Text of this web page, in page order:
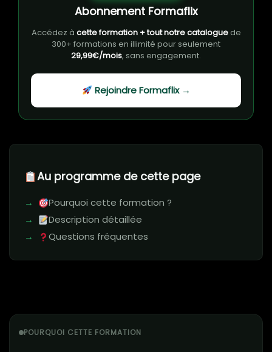
Au programme de cette page
Pourquoi cette formation ?
Description détaillée
Questions fréquentes
POURQUOI CETTE FORMATION
Abonnement Formaflix
Accédez à cette formation + tout notre cataloguede
300+ formations en illimité pour seulement
29,99€/mois, sans engagement.
Rejoindre Formaflix →